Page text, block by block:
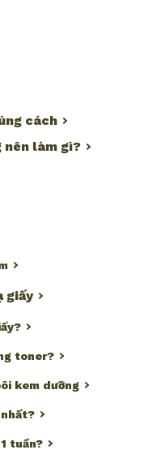
cách
nên làm gì?
giấy
toner?
kem dưỡng
tuần?